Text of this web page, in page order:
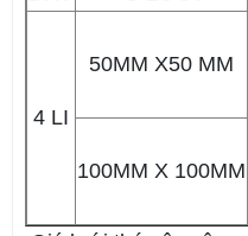
4 LI
50MM X50 MM
100MM X 100MM